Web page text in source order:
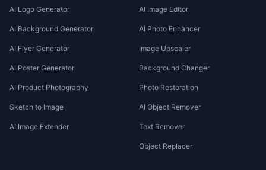
AI Logo Generator
AI Background Generator
AI Flyer Generator
AI Poster Generator
AI Product Photography
Sketch to Image
AI Image Extender
AI Image Editor
AI Photo Enhancer
Image Upscaler
Background Changer
Photo Restoration
AI Object Remover
Text Remover
Object Replacer